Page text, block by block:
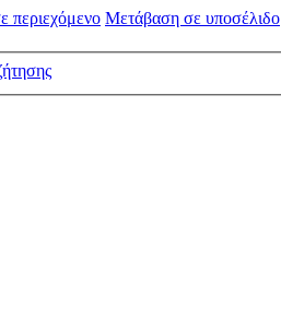
περιεχόμενο Μετάβαση σε υποσέλιδο